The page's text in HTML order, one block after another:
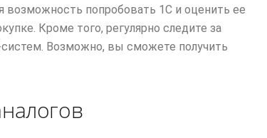
возможность попробовать 1С и оценить ее
Кроме того, регулярно следите за
Возможно, вы сможете получить